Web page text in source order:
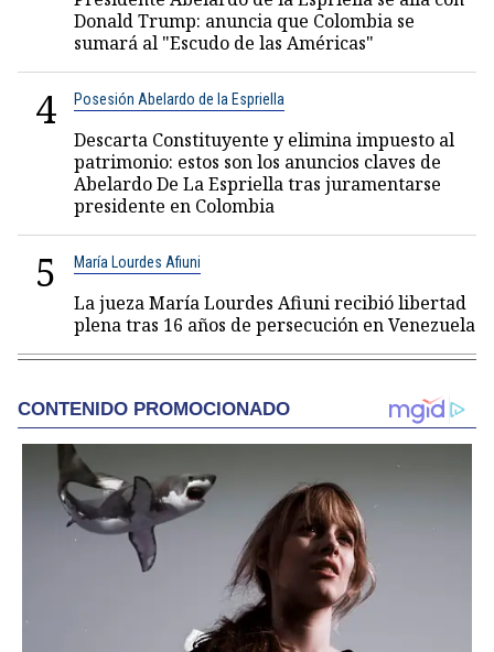
Donald Trump: anuncia que Colombia se
sumará al "Escudo de las Américas"
4 Posesión Abelardo de la Espriella
Descarta Constituyente y elimina impuesto al
patrimonio: estos son los anuncios claves de
Abelardo De La Espriella tras juramentarse
presidente en Colombia
5 María Lourdes Afiuni
La jueza María Lourdes Afiuni recibió libertad
plena tras 16 años de persecución en Venezuela